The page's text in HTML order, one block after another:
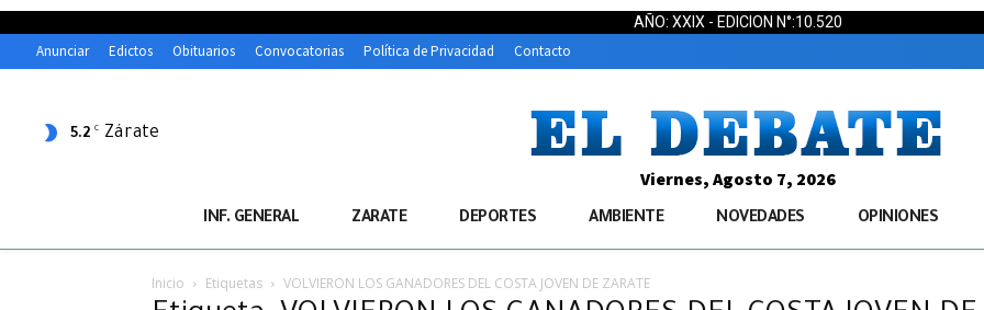
AÑO: XXIX - EDICION N°:10.520
Anunciar Edictos Obituarios Convocatorias Política de Privacidad Contacto
5.2 C Zárate
Viernes, Agosto 7, 2026
INF. GENERAL ZARATE DEPORTES AMBIENTE NOVEDADES OPINIONES
Inicio Etiquetas VOLVIERON LOS GANADORES DEL COSTA JOVEN DE ZARATE